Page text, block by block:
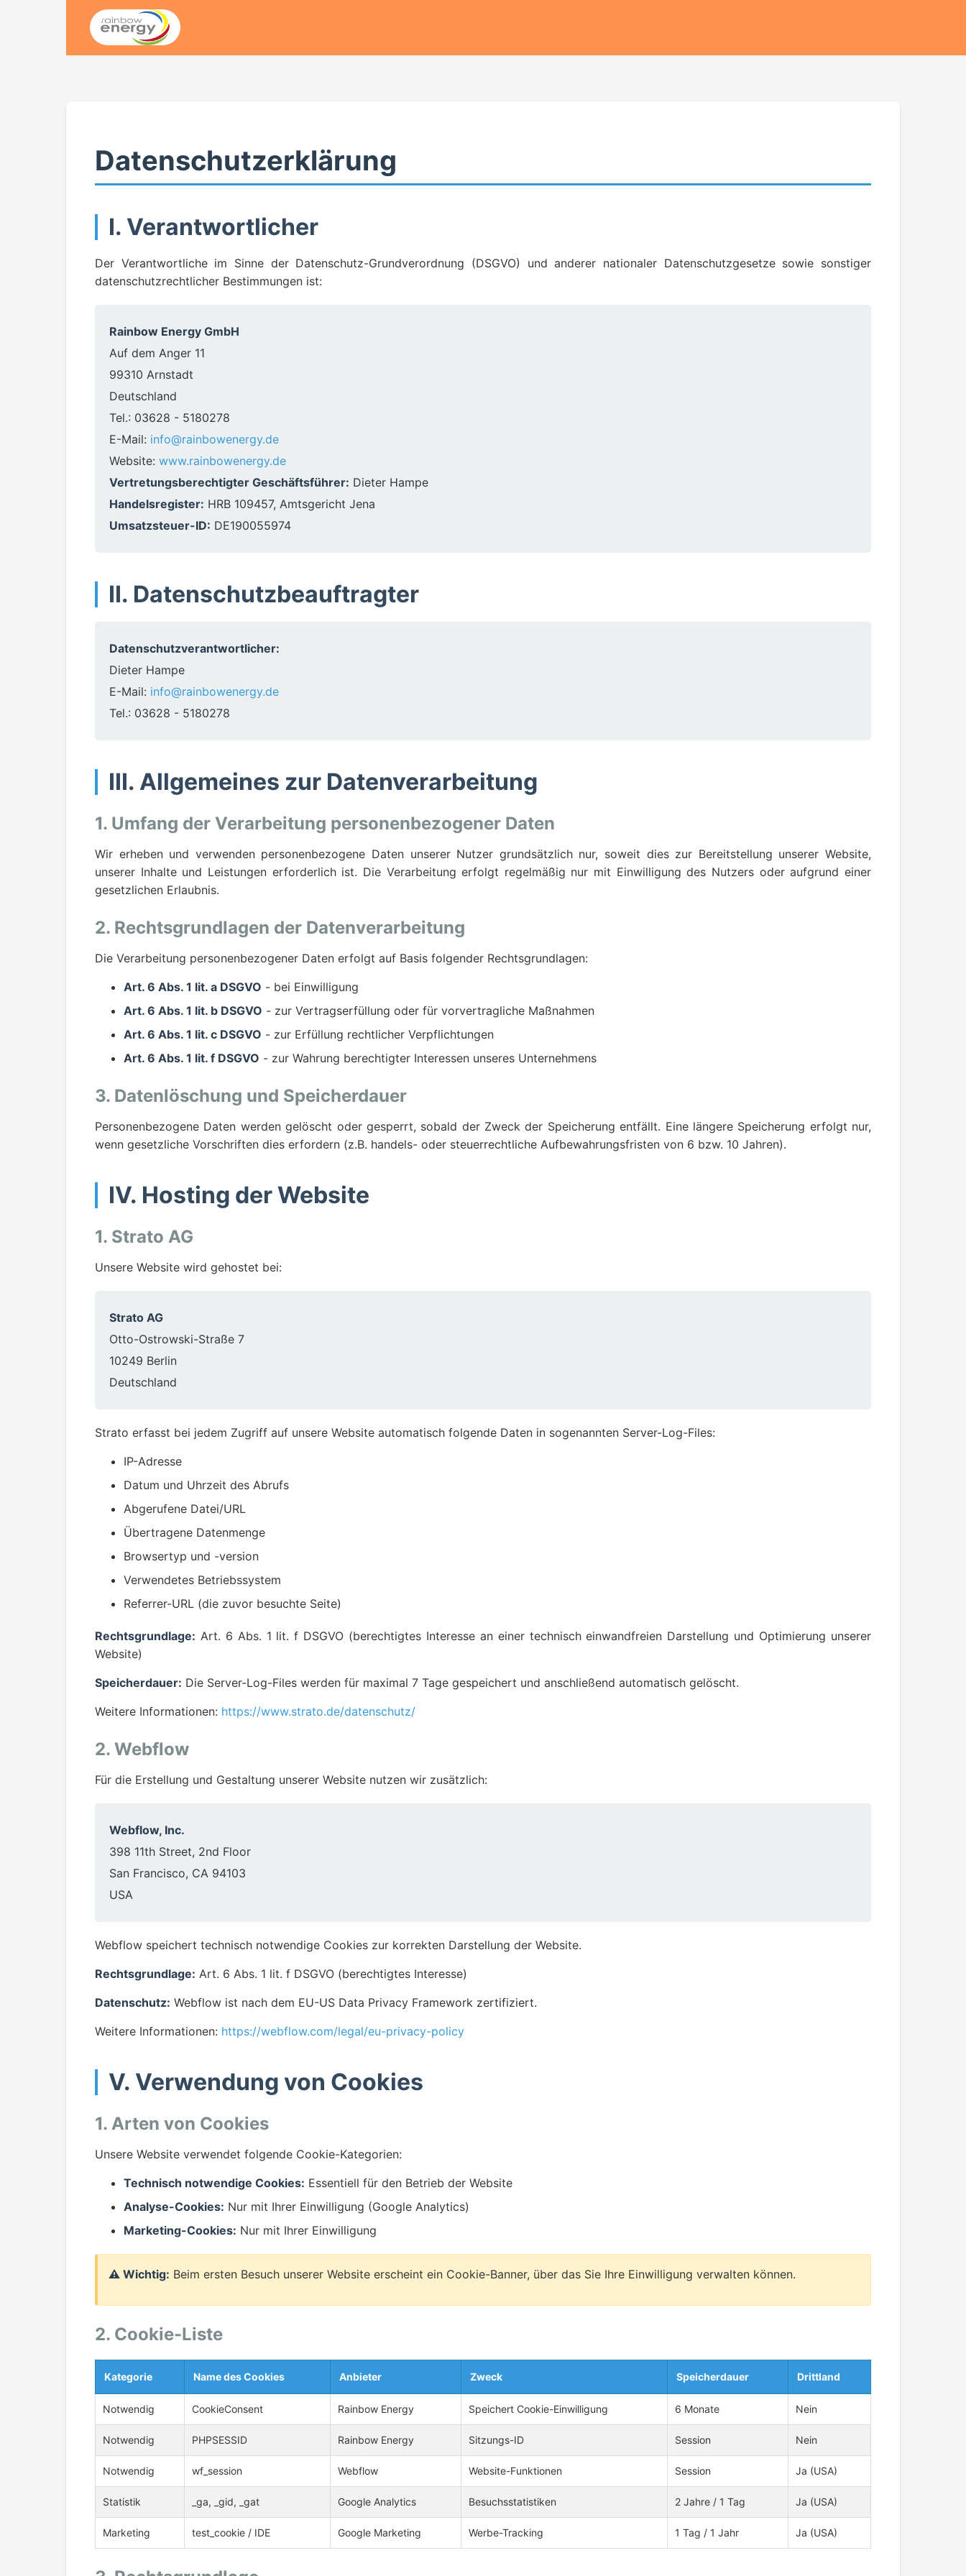
//Übergang Safari Bug
Datenschutzerklärung
I. Verantwortlicher
Der Verantwortliche im Sinne der Datenschutz-Grundverordnung (DSGVO) und anderer nationaler Datenschutzgesetze sowie sonstiger
datenschutzrechtlicher Bestimmungen ist:
Rainbow Energy GmbH
Auf dem Anger 11
99310 Arnstadt
Deutschland
Tel.: 03628 - 5180278
E-Mail: info@rainbowenergy.de
Website: www.rainbowenergy.de
Vertretungsberechtigter Geschäftsführer: Dieter Hampe
Handelsregister: HRB 109457, Amtsgericht Jena
Umsatzsteuer-ID: DE190055974
II. Datenschutzbeauftragter
Datenschutzverantwortlicher:
Dieter Hampe
E-Mail: info@rainbowenergy.de
Tel.: 03628 - 5180278
III. Allgemeines zur Datenverarbeitung
1. Umfang der Verarbeitung personenbezogener Daten
Wir erheben und verwenden personenbezogene Daten unserer Nutzer grundsätzlich nur, soweit dies zur Bereitstellung unserer Website,
unserer Inhalte und Leistungen erforderlich ist. Die Verarbeitung erfolgt regelmäßig nur mit Einwilligung des Nutzers oder aufgrund einer
gesetzlichen Erlaubnis.
2. Rechtsgrundlagen der Datenverarbeitung
Die Verarbeitung personenbezogener Daten erfolgt auf Basis folgender Rechtsgrundlagen:
Art. 6 Abs. 1 lit. a DSGVO - bei Einwilligung
Art. 6 Abs. 1 lit. b DSGVO - zur Vertragserfüllung oder für vorvertragliche Maßnahmen
Art. 6 Abs. 1 lit. c DSGVO - zur Erfüllung rechtlicher Verpflichtungen
Art. 6 Abs. 1 lit. f DSGVO - zur Wahrung berechtigter Interessen unseres Unternehmens
3. Datenlöschung und Speicherdauer
Personenbezogene Daten werden gelöscht oder gesperrt, sobald der Zweck der Speicherung entfällt. Eine längere Speicherung erfolgt nur,
wenn gesetzliche Vorschriften dies erfordern (z.B. handels- oder steuerrechtliche Aufbewahrungsfristen von 6 bzw. 10 Jahren).
IV. Hosting der Website
1. Strato AG
Unsere Website wird gehostet bei:
Strato AG
Otto-Ostrowski-Straße 7
10249 Berlin
Deutschland
Strato erfasst bei jedem Zugriff auf unsere Website automatisch folgende Daten in sogenannten Server-Log-Files:
IP-Adresse
Datum und Uhrzeit des Abrufs
Abgerufene Datei/URL
Übertragene Datenmenge
Browsertyp und -version
Verwendetes Betriebssystem
Referrer-URL (die zuvor besuchte Seite)
Rechtsgrundlage: Art. 6 Abs. 1 lit. f DSGVO (berechtigtes Interesse an einer technisch einwandfreien Darstellung und Optimierung unserer
Website)
Speicherdauer: Die Server-Log-Files werden für maximal 7 Tage gespeichert und anschließend automatisch gelöscht.
Weitere Informationen: https://www.strato.de/datenschutz/
2. Webflow
Für die Erstellung und Gestaltung unserer Website nutzen wir zusätzlich:
Webflow, Inc.
398 11th Street, 2nd Floor
San Francisco, CA 94103
USA
Webflow speichert technisch notwendige Cookies zur korrekten Darstellung der Website.
Rechtsgrundlage: Art. 6 Abs. 1 lit. f DSGVO (berechtigtes Interesse)
Datenschutz: Webflow ist nach dem EU-US Data Privacy Framework zertifiziert.
Weitere Informationen: https://webflow.com/legal/eu-privacy-policy
V. Verwendung von Cookies
1. Arten von Cookies
Unsere Website verwendet folgende Cookie-Kategorien:
Technisch notwendige Cookies: Essentiell für den Betrieb der Website
Analyse-Cookies: Nur mit Ihrer Einwilligung (Google Analytics)
Marketing-Cookies: Nur mit Ihrer Einwilligung
⚠️ Wichtig: Beim ersten Besuch unserer Website erscheint ein Cookie-Banner, über das Sie Ihre Einwilligung verwalten können.
2. Cookie-Liste
Kategorie Name des Cookies Anbieter Zweck Speicherdauer Drittland
Notwendig CookieConsent Rainbow Energy Speichert Cookie-Einwilligung 6 Monate Nein
Notwendig PHPSESSID Rainbow Energy Sitzungs-ID Session Nein
Notwendig wf_session Webflow Website-Funktionen Session Ja (USA)
Statistik _ga, _gid, _gat Google Analytics Besuchsstatistiken 2 Jahre / 1 Tag Ja (USA)
Marketing test_cookie / IDE Google Marketing Werbe-Tracking 1 Tag / 1 Jahr Ja (USA)